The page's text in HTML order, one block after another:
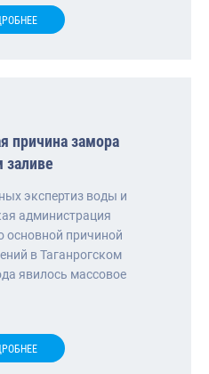
причина замора
заливе
экспертиз воды и
администрация
основной причиной
в Таганрогском
явилось массовое